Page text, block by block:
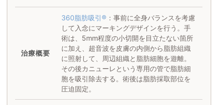
治療概要
360脂肪吸引® ：事前に全身バランスを考慮
して入念にマーキングデザインを行う。手
術は、5mm程度の小切開を目立たない箇所
に加え、超音波を皮膚の内側から脂肪組織
に照射して、周辺組織と脂肪細胞を遊離。
その後カニューレという専用の管で脂肪細
胞を吸引除去する。術後は脂肪採取部位を
圧迫固定。